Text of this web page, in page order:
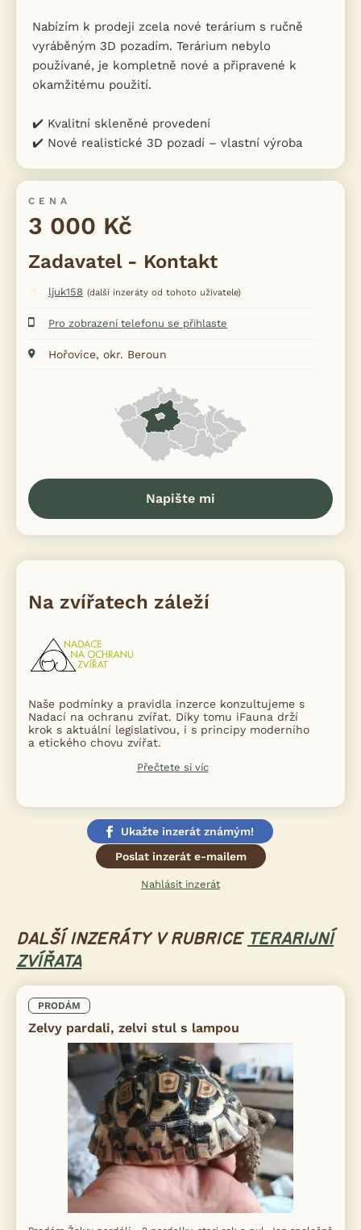
Nabízím k prodeji zcela nové terárium s ručně
vyráběným 3D pozadím. Terárium nebylo
používané, je kompletně nové a připravené k
okamžitému použití.
✔️ Kvalitní skleněné provedení
✔️ Nové realistické 3D pozadí – vlastní výroba
CENA
3 000 Kč
Zadavatel - Kontakt
ljuk158 (další inzeráty od tohoto uživatele)
Pro zobrazení telefonu se přihlaste
Hořovice, okr. Beroun
Napište mi
Na zvířatech záleží
Naše podmínky a pravidla inzerce konzultujeme s
Nadací na ochranu zvířat. Díky tomu iFauna drží
krok s aktuální legislativou, i s principy moderního
a etického chovu zvířat.
Přečtete si víc
Ukažte inzerát známým!
Poslat inzerát e-mailem
Nahlásit inzerát
DALŠÍ INZERÁTY V RUBRICE TERARIJNÍ
ZVÍŘATA
PRODÁM
Zelvy pardali, zelvi stul s lampou